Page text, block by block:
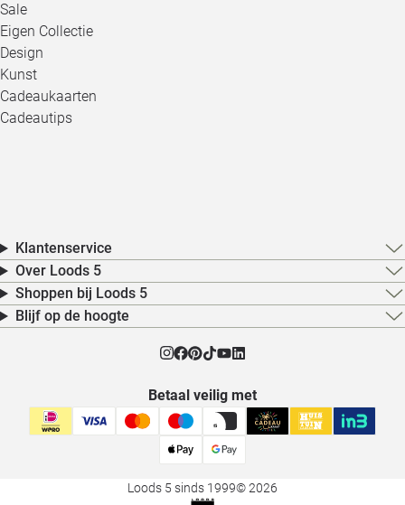
Sale
Eigen Collectie
Design
Kunst
Cadeaukaarten
Cadeautips
Klantenservice
Over Loods 5
Shoppen bij Loods 5
Blijf op de hoogte
Betaal veilig met
Loods 5 sinds 1999© 2026